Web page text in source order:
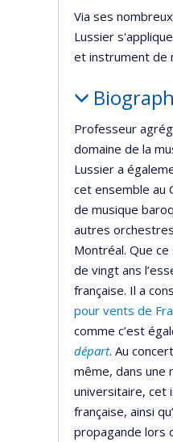
Via ses
Lussier
et instrument de
Professeur
domaine de la
Lussier a
cet ensemble au
de musique
autres
Montréal. Que
de vingt ans
française. Il a
pour vents de
comme c’est
départ. Au
même, dans une
universitaire, cet
française, ainsi
propagande lors